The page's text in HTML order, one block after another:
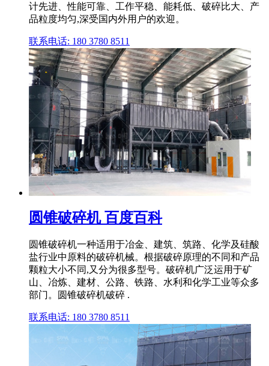
计先进、性能可靠、工作平稳、能耗低、破碎比大、产
品粒度均匀,深受国内外用户的欢迎。
联系电话: 180 3780 8511
圆锥破碎机 百度百科
圆锥破碎机一种适用于冶金、建筑、筑路、化学及硅酸
盐行业中原料的破碎机械。根据破碎原理的不同和产品
颗粒大小不同,又分为很多型号。破碎机广泛运用于矿
山、冶炼、建材、公路、铁路、水利和化学工业等众多
部门。圆锥破碎机破碎 .
联系电话: 180 3780 8511